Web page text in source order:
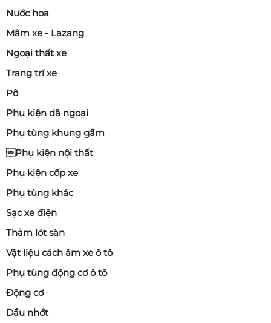
Nước hoa
Mâm xe - Lazang
Ngoại thất xe
Trang trí xe
Pô
Phụ kiện dã ngoại
Phụ tùng khung gầm
Phụ kiện nội thất
Phụ kiện cốp xe
Phụ tùng khác
Sạc xe điện
Thảm lót sàn
Vật liệu cách âm xe ô tô
Phụ tùng động cơ ô tô
Động cơ
Dầu nhớt